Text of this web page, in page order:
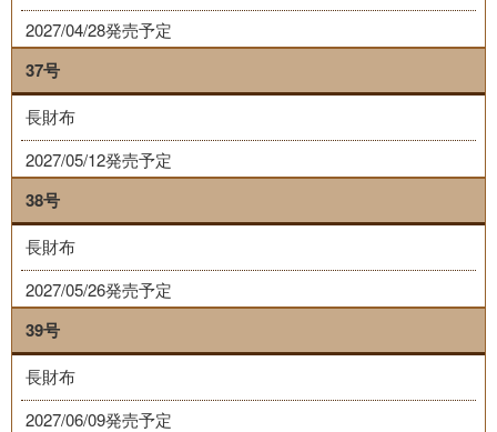
2027/04/28発売予定
37号
長財布
2027/05/12発売予定
38号
長財布
2027/05/26発売予定
39号
長財布
2027/06/09発売予定